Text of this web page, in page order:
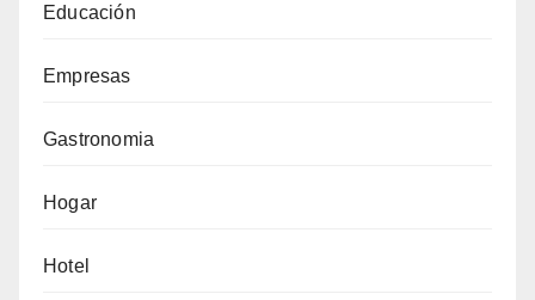
Educación
Empresas
Gastronomia
Hogar
Hotel